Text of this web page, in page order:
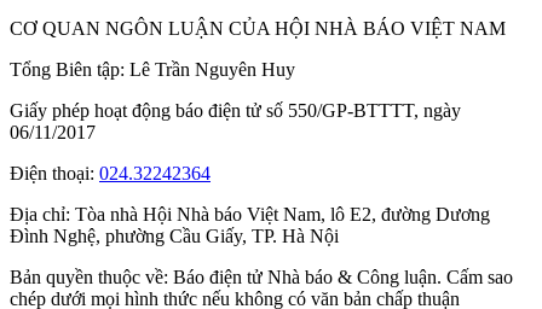
CƠ QUAN NGÔN LUẬN CỦA HỘI NHÀ BÁO VIỆT NAM
Tổng Biên tập: Lê Trần Nguyên Huy
Giấy phép hoạt động báo điện tử số 550/GP-BTTTT, ngày
06/11/2017
Điện thoại: 024.32242364
Địa chỉ: Tòa nhà Hội Nhà báo Việt Nam, lô E2, đường Dương
Đình Nghệ, phường Cầu Giấy, TP. Hà Nội
Bản quyền thuộc về: Báo điện tử Nhà báo & Công luận. Cấm sao
chép dưới mọi hình thức nếu không có văn bản chấp thuận